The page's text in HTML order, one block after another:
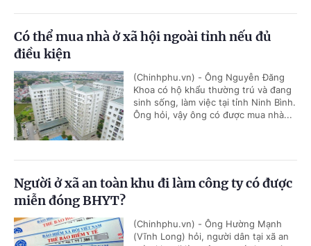
Có thể mua nhà ở xã hội ngoài tỉnh nếu đủ
điều kiện
(Chinhphu.vn) - Ông Nguyễn Đăng
Khoa có hộ khẩu thường trú và đang
sinh sống, làm việc tại tỉnh Ninh Bình.
Ông hỏi, vậy ông có được mua nhà...
Người ở xã an toàn khu đi làm công ty có được
miễn đóng BHYT?
(Chinhphu.vn) - Ông Hường Mạnh
(Vĩnh Long) hỏi, người dân tại xã an